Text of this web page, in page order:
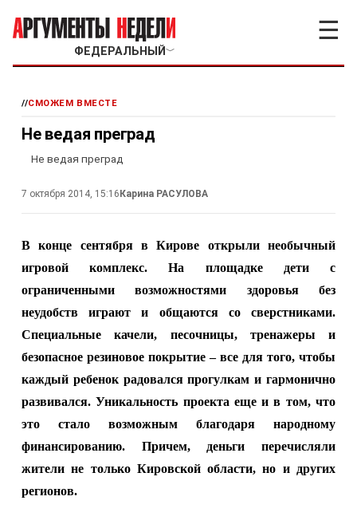
ФЕДЕРАЛЬНЫЙ ﹀
☰
//СМОЖЕМ ВМЕСТЕ
Не ведая преград
Не ведая преград
7 октября 2014, 15:16 Карина РАСУЛОВА
В конце сентября в Кирове открыли необычный
игровой комплекс. На площадке дети с
ограниченными возможностями здоровьябез
неудобств играют и общаются со сверстниками.
Специальные качели, песочницы, тренажеры и
безопасное резиновое покрытие – все для того, чтобы
каждый ребенок радовался прогулкам и гармонично
развивался.Уникальность проекта еще и в том, что
это стало возможным благодаря народному
финансированию. Причем, деньги перечисляли
жители не только Кировской области, но и других
регионов.